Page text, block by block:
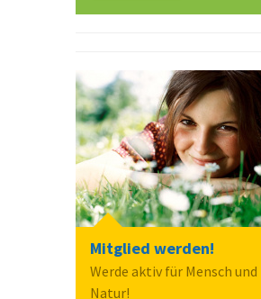
Mitglied werden!
Werde aktiv für Mensch und
Natur!